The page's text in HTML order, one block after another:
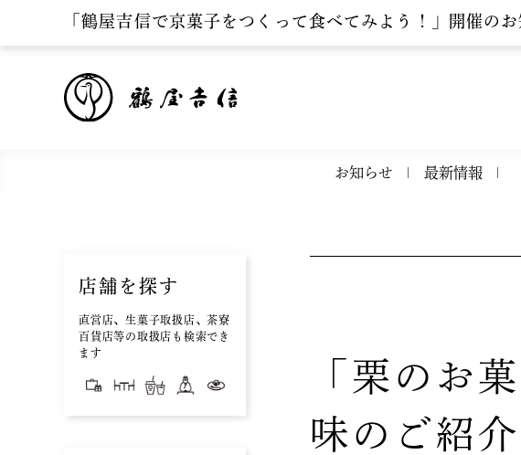
「鶴屋吉信で京菓子をつくって食べてみよう！」開催の
「栗のお
味のご紹介
店舗を探す
直営店、生菓子取扱店、茶寮
百貨店等の取扱店も検索でき
ます
お知らせ 最新情報